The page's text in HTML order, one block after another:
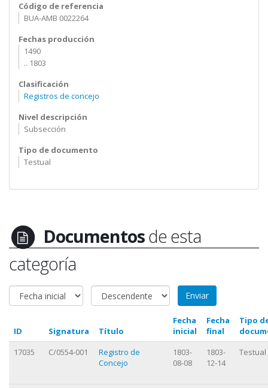
Código de referencia
BUA-AMB 0022264
Fechas producción
1490
.. 1803
Clasificación
Registros de concejo
Nivel descripción
Subsección
Tipo de documento
Testual
Documentosde esta
categoría
ID Signatura Título
Fecha
inicial
Fecha
final
Tipo
17035
C/0554-001
Registro de
Concejo
1803-
08-08
1803-
12-14
Testual